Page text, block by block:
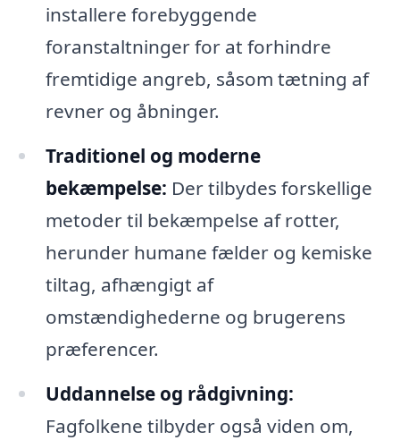
installere forebyggende
foranstaltninger for at forhindre
fremtidige angreb, såsom tætning af
revner og åbninger.
Traditionel og moderne
bekæmpelse: Der tilbydes forskellige
metoder til bekæmpelse af rotter,
herunder humane fælder og kemiske
tiltag, afhængigt af
omstændighederne og brugerens
præferencer.
Uddannelse og rådgivning:
Fagfolkene tilbyder også viden om,